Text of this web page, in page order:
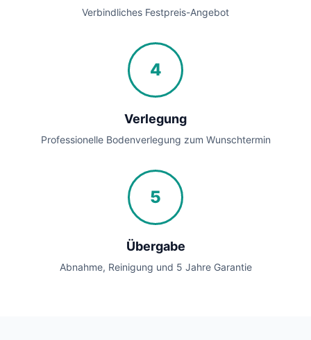
Verbindliches Festpreis-Angebot
4
Verlegung
Professionelle Bodenverlegung zum Wunschtermin
5
Übergabe
Abnahme, Reinigung und 5 Jahre Garantie